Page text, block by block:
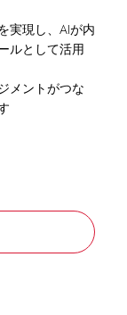
実現し、AIが内
ルとして活用
メントがつな